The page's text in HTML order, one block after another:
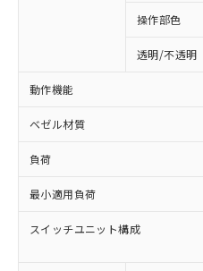
操作部色
透明/不透明
動作機能
ベゼル材質
負荷
最小適用負荷
スイッチユニット構成